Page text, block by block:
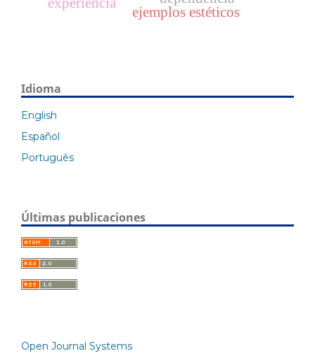
ejemplos estéticos
Idioma
English
Español
Português
Últimas publicaciones
Open Journal Systems